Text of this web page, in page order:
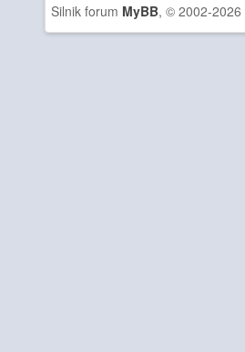
Silnik forum MyBB, © 2002-2026